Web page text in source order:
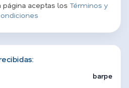
aceptas los Términos y
barpe